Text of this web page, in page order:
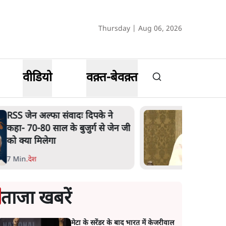
Thursday | Aug 06, 2026
वीडियो वक़्त-बेवक़्त
RSS जेन अल्फा संवादः दिपके ने
कहा- 70-80 साल के बुजुर्ग से जेन जी
को क्या मिलेगा
7 Min.देश
ताजा खबरें
मेटा के सरेंडर के बाद भारत में केजरीवाल